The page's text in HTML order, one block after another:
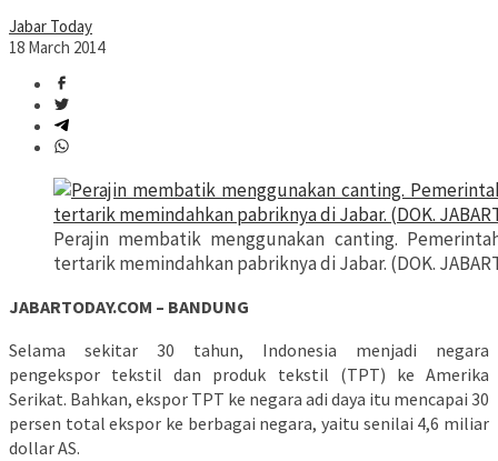
Jabar Today
18 March 2014
Perajin membatik menggunakan canting.
tertarik memindahkan pabriknya di Jabar. (DOK.
JABARTODAY.COM – BANDUNG
Selama sekitar 30 tahun, Indonesia menjadi negara
pengekspor tekstil dan produk tekstil (TPT) ke Amerika
Serikat. Bahkan, ekspor TPT ke negara adi daya itu mencapai 30
persen total ekspor ke berbagai negara, yaitu senilai 4,6 miliar
dollar AS.